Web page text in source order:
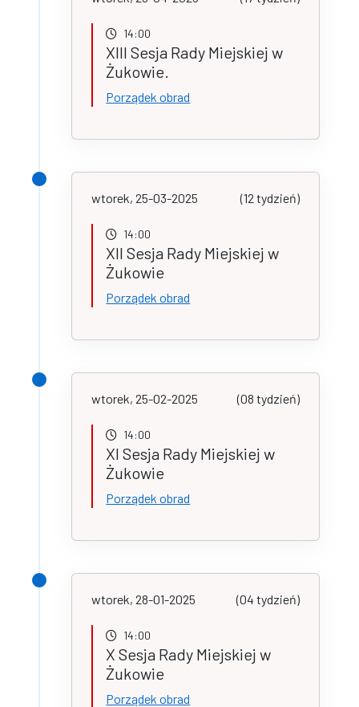
14:00
XIII Sesja Rady Miejskiej w
Żukowie.
Porządek obrad
wtorek, 25-03-2025 (12 tydzień)
14:00
XII Sesja Rady Miejskiej w
Żukowie
Porządek obrad
wtorek, 25-02-2025 (08 tydzień)
14:00
XI Sesja Rady Miejskiej w
Żukowie
Porządek obrad
wtorek, 28-01-2025 (04 tydzień)
14:00
X Sesja Rady Miejskiej w
Żukowie
Porządek obrad